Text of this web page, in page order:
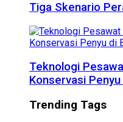
Tiga Skenario
Teknologi
Konservasi
Trending Tags